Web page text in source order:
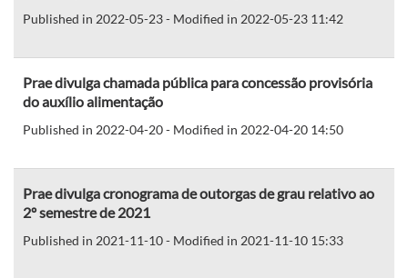
Published in 2022-05-23 - Modified in 2022-05-23 11:42
Prae divulga chamada pública para concessão provisória
do auxílio alimentação
Published in 2022-04-20 - Modified in 2022-04-20 14:50
Prae divulga cronograma de outorgas de grau relativo ao
2º semestre de 2021
Published in 2021-11-10 - Modified in 2021-11-10 15:33